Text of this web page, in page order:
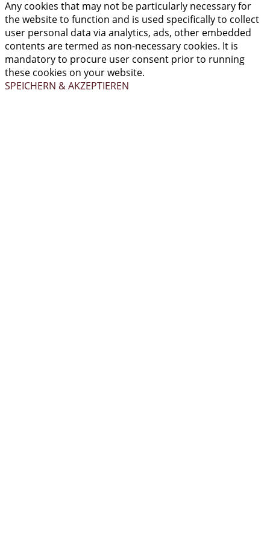
Any cookies that may not be particularly necessary for
the website to function and is used specifically to collect
user personal data via analytics, ads, other embedded
contents are termed as non-necessary cookies. It is
mandatory to procure user consent prior to running
these cookies on your website.
SPEICHERN & AKZEPTIEREN